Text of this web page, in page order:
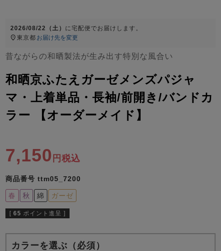
売れ筋ランキング
すべての季節のパジャマ一覧はこちら
ズ
パジャマ
き
り
単品
ン単品
単品
ン単品
2026/08/22（土） に宅配便 でお届けします。
東京都 お届け先を変更
昔ながらの和晒製法が生み出す特別な風合い
和晒京ふたえガーゼメンズパジャ
マ・上着単品・長袖/前開き/バンドカ
ラー 【オーダーメイド】
7,150 税込
商品番号 ttm05_7200
春 秋 綿 ガーゼ
[ 65 ポイント進呈 ]
カラーを選ぶ（必須）